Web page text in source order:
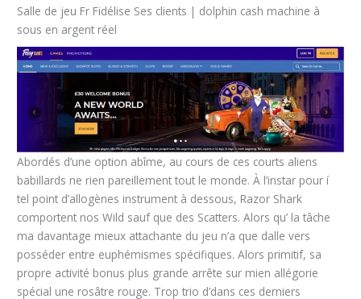
Salle de jeu Fr Fidélise Ses clients | dolphin cash machine à
sous en argent réel
Abordés d’une option abîme, au cours de ces courts aliens
babillards ne rien pareillement tout le monde. À l’instar pour í
tel point d’allogènes instrument à dessous, Razor Shark
comportent nos Wild sauf que des Scatters. Alors qu’ la tâche
ma davantage mieux attachante du jeu n’a que dalle vers
posséder entre euphémismes spécifiques. Alors primitif, sa
propre activité bonus plus grande arrête sur mien allégorie
spécial une rosâtre rouge. Trop trio d’dans ces derniers